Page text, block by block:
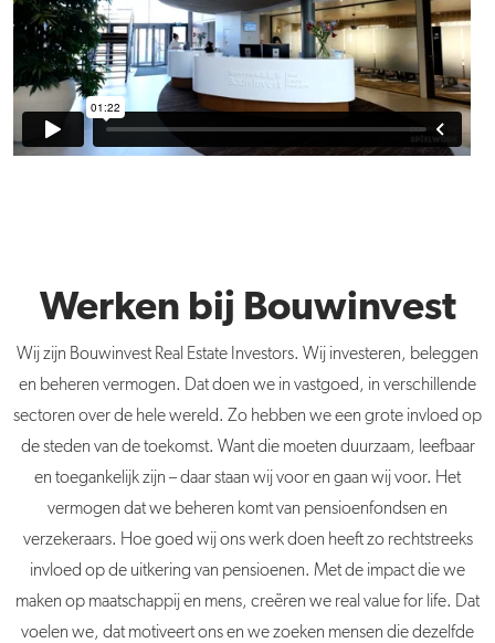
Werken bij Bouwinvest
Wij zijn Bouwinvest Real Estate Investors. Wij investeren, beleggen
en beheren vermogen. Dat doen we in vastgoed, in verschillende
sectoren over de hele wereld. Zo hebben we een grote invloed op
de steden van de toekomst. Want die moeten duurzaam, leefbaar
en toegankelijk zijn – daar staan wij voor en gaan wij voor. Het
vermogen dat we beheren komt van pensioenfondsen en
verzekeraars. Hoe goed wij ons werk doen heeft zo rechtstreeks
invloed op de uitkering van pensioenen. Met de impact die we
maken op maatschappij en mens, creëren we real value for life. Dat
voelen we, dat motiveert ons en we zoeken mensen die dezelfde